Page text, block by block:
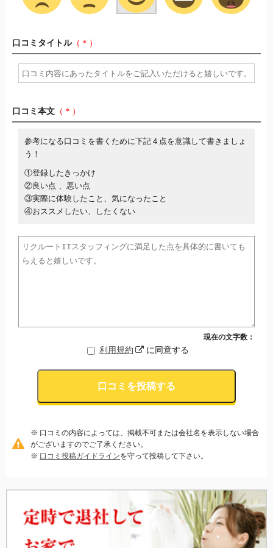
口コミタイトル（＊）
口コミ本文 （＊）
参考になる口コミを書くために下記４点を意識して書きましょ
う！
①登録したきっかけ
②良い点 、悪い点
③実際に体験したこと、気になったこと
④おススメしたい、したくない
現在の文字数：
利用規約 に同意する
口コミを投稿する
※ 口コミの内容によっては、掲載不可または会社名を表示しない場合
がございますのでご了承ください。
※ 口コミ投稿ガイドラインを守って投稿して下さい。